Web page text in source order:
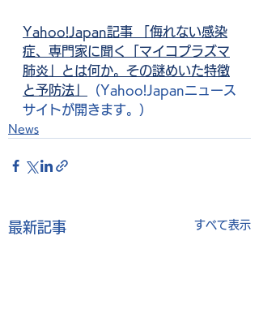
Yahoo!Japan記事 「侮れない感染
症、専門家に聞く「マイコプラズマ
肺炎」とは何か。その謎めいた特徴
と予防法」
（Yahoo!Japanニュース
サイトが開きます。）
News
最新記事 すべて表示